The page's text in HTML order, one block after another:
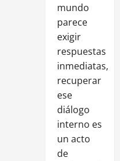
mundo
parece
exigir
respuestas
inmediatas,
recuperar
ese
diálogo
interno es
un acto
de